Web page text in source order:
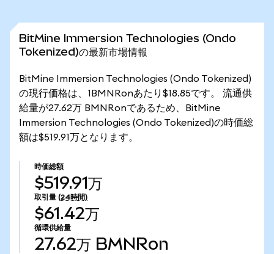
BitMine Immersion Technologies (Ondo
Tokenized)の最新市場情報
BitMine Immersion Technologies (Ondo Tokenized)
の現行価格は、1BMNRonあたり$18.85です。 流通供
給量が27.62万 BMNRonであるため、BitMine
Immersion Technologies (Ondo Tokenized)の時価総
額は$519.91万となります。
時価総額
$519.91万
取引量 (24時間)
$61.42万
循環供給量
27.62万 BMNRon